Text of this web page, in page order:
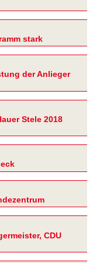
stark
der Anlieger
Stele 2018
CDU